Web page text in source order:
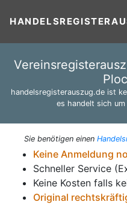
handelsregisterauszug.de ist
es handelt sich
Sie benötigen einen
Keine Anmeldung
Schneller Service
Keine Kosten falls
Original